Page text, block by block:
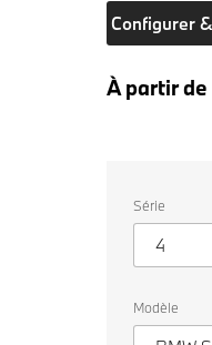
Configurer
À partir de
sélectionner
un
véhicule.
Série
4
Modèle